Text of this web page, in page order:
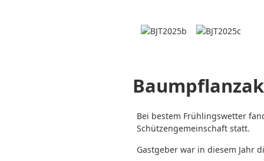
Bei bestem Frühlingswetter
Schützengemeinschaft statt.
Gastgeber war in diesem Jahr